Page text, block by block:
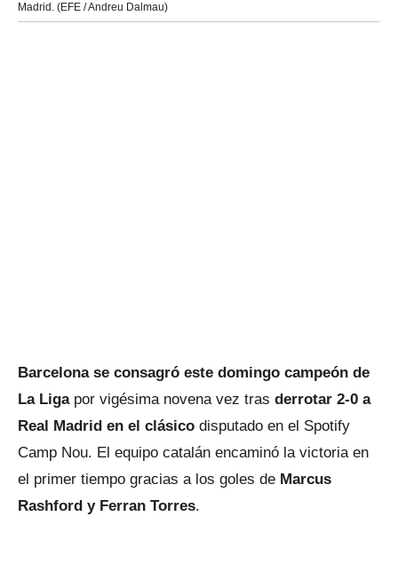
Madrid. (EFE / Andreu Dalmau)
Barcelona se consagró este domingo campeón de
La Ligapor vigésima novena vez tras derrotar 2-0 a
Real Madrid en el clásico disputado en el Spotify
Camp Nou. El equipo catalán encaminó la victoria en
el primer tiempo gracias a los goles de Marcus
Rashford y Ferran Torres.